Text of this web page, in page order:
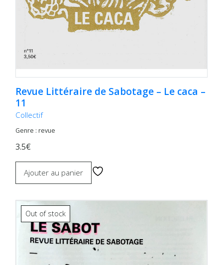
Revue Littéraire de Sabotage – Le caca –
11
Collectif
Genre : revue
3.5€
Ajouter au panier
Out of stock